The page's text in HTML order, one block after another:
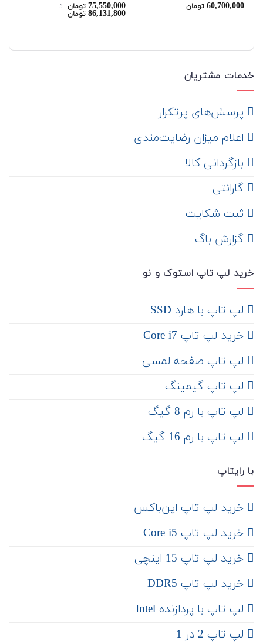
نمره
60,700,000 تومان نمره4.50
از 5
75,550,000 تومان‌ تا ‌
86,131,800 تومان
خدمات مشتریان
‌ پرسش‌های پرتکرار
اعلام میزان رضایت‌مندی
‌ بازگردانی کالا
گارانتی
ثبت شکایت
‌ گزارش باگ
خرید لپ تاپ استوک و نو
لپ تاپ با هارد SSD
خرید لپ تاپ Core i7
لپ تاپ صفحه لمسی
لپ تاپ گیمینگ
لپ تاپ با رم 8 گیگ
لپ تاپ با رم 16 گیگ
با رایتاپ
‌ خرید لپ تاپ اپن‌باکس
خرید لپ تاپ Core i5
‌‌ خرید لپ تاپ 15 اینچی
خرید لپ تاپ DDR5
لپ تاپ با پردازنده Intel
لپ تاپ 2 در 1